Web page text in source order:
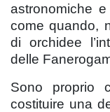
astronomiche
come quando,
di orchidee
delle
Sono proprio
costituire una